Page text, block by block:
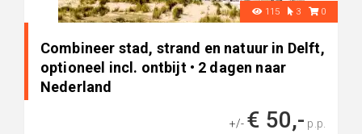
115 3 0
Combineer stad, strand en natuur in Delft,
optioneel incl. ontbijt • 2 dagen naar
Nederland
+/- € 50,- p.p.